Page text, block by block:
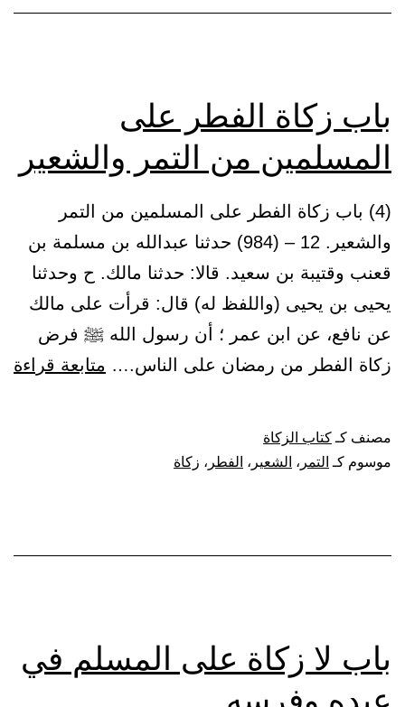
عليه،
وليس
هو
لذلك،
كان
له
زكاة
وأجرا
ورحمة
باب زكاة الفطر على
المسلمين من التمر والشعير
(4) باب زكاة الفطر على المسلمين من التمر
والشعير. 12 – (984) حدثنا عبدالله بن مسلمة بن
قعنب وقتيبة بن سعيد. قالا: حدثنا مالك. ح وحدثنا
يحيى بن يحيى (واللفظ له) قال: قرأت على مالك
عن نافع، عن ابن عمر ؛ أن رسول الله ﷺ فرض
زكاة الفطر من رمضان على الناس.… متابعة قراءة
مصنف كـكتاب الزكاة
موسوم كـ التمر ، الشعير ، الفطر ، زكاة
باب لا زكاة على المسلم في